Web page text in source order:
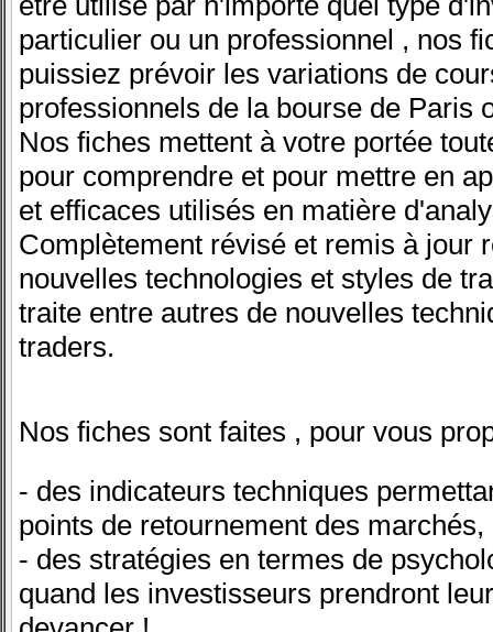
particulier ou un professionnel , nos
puissiez prévoir les variations de
professionnels de la bourse de Paris
Nos fiches mettent à votre portée
pour comprendre et pour mettre en
et efficaces utilisés en matière
Complètement révisé et remis à jour
nouvelles technologies et styles de
traite entre autres de nouvelles
traders.
Nos fiches sont faites , pour vous
- des indicateurs techniques
points de retournement des marchés,
- des stratégies en termes de
quand les investisseurs prendront